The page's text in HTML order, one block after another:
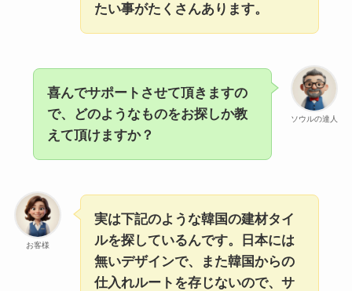
たい事がたくさんあります。
ソウルの達人
喜んでサポートさせて頂きますの
で、どのようなものをお探しか教
えて頂けますか？
お客様
実は下記のような韓国の建材タイ
ルを探しているんです。日本には
無いデザインで、また韓国からの
仕入れルートを存じないので、サ